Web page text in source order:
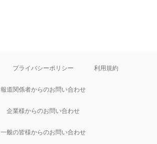
プライバシーポリシー 利用規約
報道関係者からのお問い合わせ
企業様からのお問い合わせ
一般の皆様からのお問い合わせ